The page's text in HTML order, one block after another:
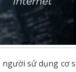
sử dụng cơ